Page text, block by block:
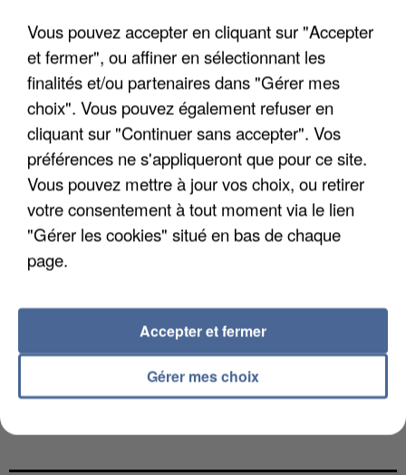
L’UN DES FONDATEURS SUPPOSÉS DE LA DZ
MAFIA INTERPELLÉ EN ALGÉRIE
UN SECOND CADRE DE LA DZ MAFIA
Vous pouvez accepter en cliquant sur "Accepter
et fermer", ou affiner en sélectionnant les
finalités et/ou partenaires dans "Gérer mes
choix". Vous pouvez également refuser en
cliquant sur "Continuer sans accepter". Vos
préférences ne s'appliqueront que pour ce site.
Vous pouvez mettre à jour vos choix, ou retirer
votre consentement à tout moment via le lien
"Gérer les cookies" situé en bas de chaque
page.
Gérer mes choix
Accepter et fermer